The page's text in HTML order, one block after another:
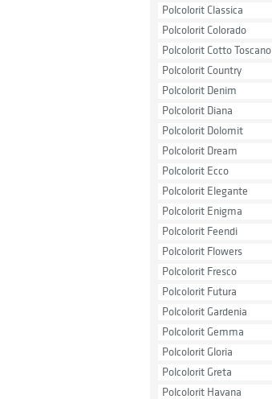
Polcolorit Classica
Polcolorit Colorado
Polcolorit Cotto Toscano
Polcolorit Country
Polcolorit Denim
Polcolorit Diana
Polcolorit Dolomit
Polcolorit Dream
Polcolorit Ecco
Polcolorit Elegante
Polcolorit Enigma
Polcolorit Feendi
Polcolorit Flowers
Polcolorit Fresco
Polcolorit Futura
Polcolorit Gardenia
Polcolorit Gemma
Polcolorit Gloria
Polcolorit Greta
Polcolorit Havana